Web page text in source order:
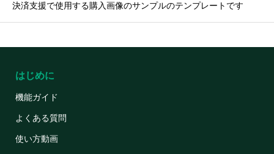
決済支援で使用する購入画像のサンプルのテンプレートです
はじめに
機能ガイド
よくある質問
使い方動画